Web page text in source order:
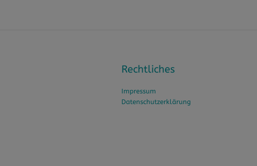
Rechtliches
Impressum
Datenschutzerklärung